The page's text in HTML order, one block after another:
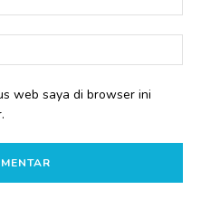
web saya di browser ini